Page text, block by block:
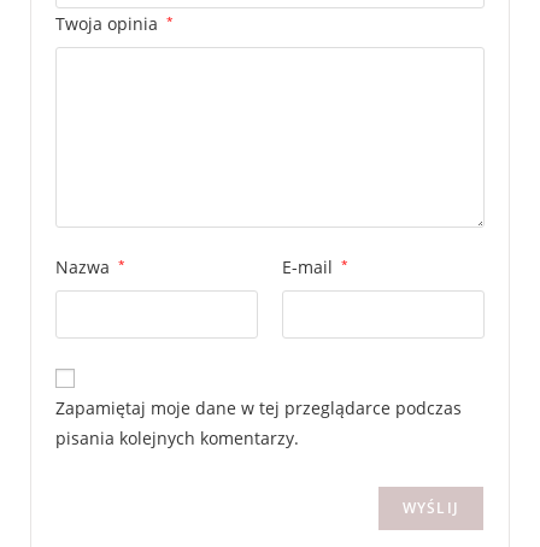
Twoja opinia *
Nazwa * E-mail *
Zapamiętaj moje dane w tej przeglądarce podczas
pisania kolejnych komentarzy.